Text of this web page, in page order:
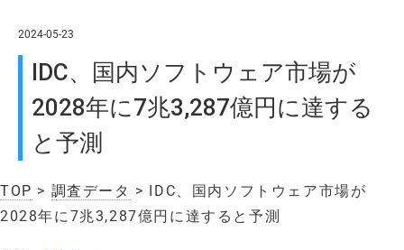
2024-05-23
IDC、国内ソフトウェア市場が
2028年に7兆3,287億円に達する
と予測
TOP > 調査データ > IDC、国内ソフトウェア市場が
2028年に7兆3,287億円に達すると予測